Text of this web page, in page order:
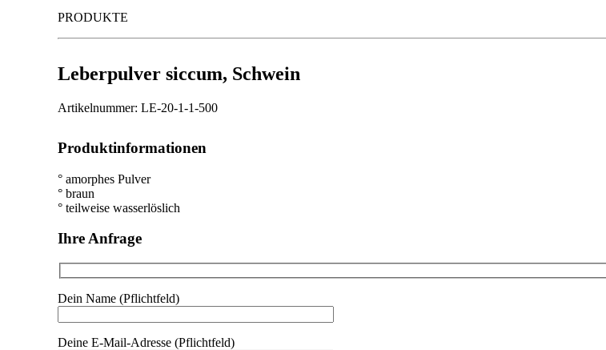
PRODUKTE
Leberpulver siccum, Schwein
Artikelnummer: LE-20-1-1-500
Produktinformationen
° amorphes Pulver
° braun
° teilweise wasserlöslich
Ihre Anfrage
Dein Name (Pflichtfeld)
Deine E-Mail-Adresse (Pflichtfeld)